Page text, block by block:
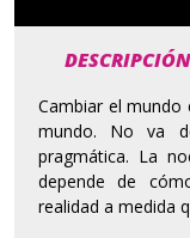
DESCRIPCIÓN
Cambiar el mundo
mundo. No va
pragmática. La
depende de
realidad a medida